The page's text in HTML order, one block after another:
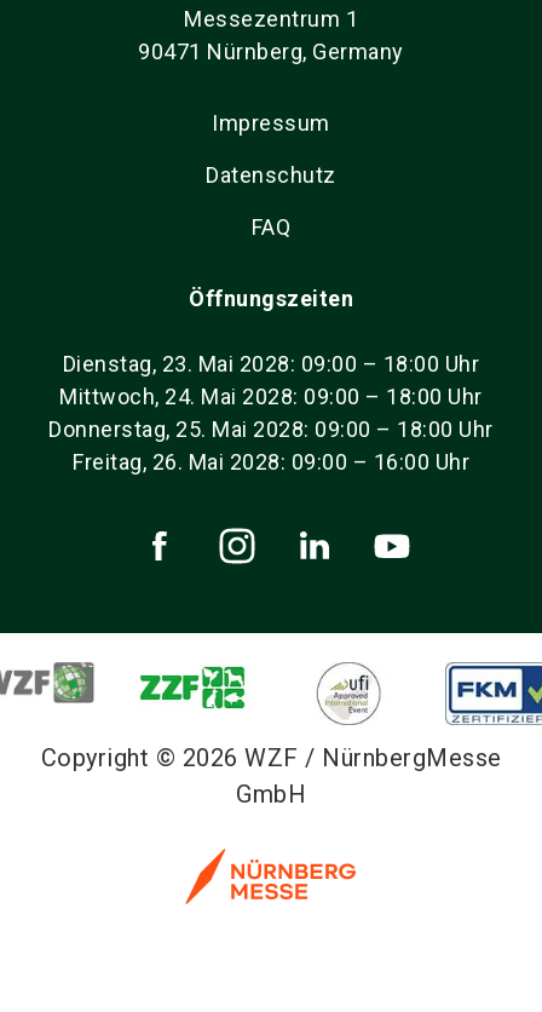
Messezentrum 1
90471 Nürnberg, Germany
Impressum
Datenschutz
FAQ
Öffnungszeiten
Dienstag, 23. Mai 2028: 09:00 – 18:00 Uhr
Mittwoch, 24. Mai 2028: 09:00 – 18:00 Uhr
Donnerstag, 25. Mai 2028: 09:00 – 18:00 Uhr
Freitag, 26. Mai 2028: 09:00 – 16:00 Uhr
Copyright © 2026 WZF / NürnbergMesse
GmbH